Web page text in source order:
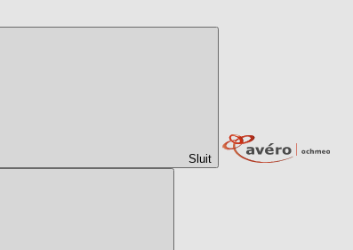
Sluit